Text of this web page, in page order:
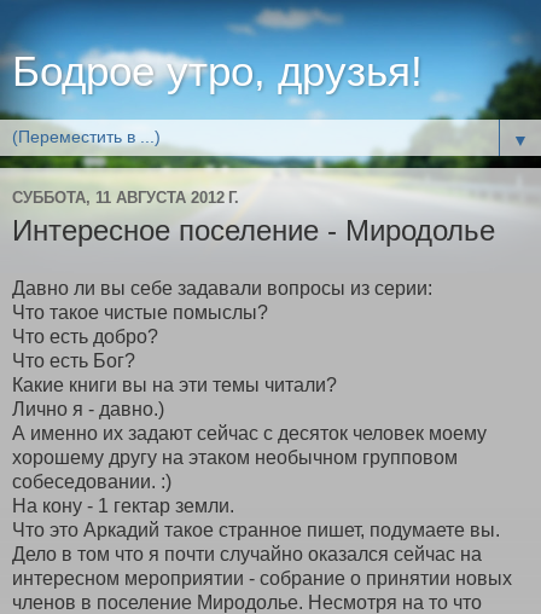
Бодрое утро, друзья!
▼
СУББОТА, 11 АВГУСТА 2012 Г.
Интересное поселение - Миродолье
Давно ли вы себе задавали вопросы из серии:
Что такое чистые помыслы?
Что есть добро?
Что есть Бог?
Какие книги вы на эти темы читали?
Лично я - давно.)
А именно их задают сейчас с десяток человек моему
хорошему другу на этаком необычном групповом
собеседовании. :)
На кону - 1 гектар земли.
Что это Аркадий такое странное пишет, подумаете вы.
Дело в том что я почти случайно оказался сейчас на
интересном мероприятии - собрание о принятии новых
членов в поселение Миродолье. Несмотря на то что